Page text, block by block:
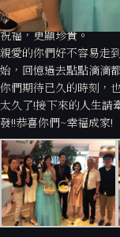
是能從中感受到滿滿對
祝福，更顯珍貴。
親愛的你們好不容易走
始，回憶過去點點滴滴
你們期待已久的時刻，
太久了!接下來的人生請
發!!恭喜你們~幸福成家!